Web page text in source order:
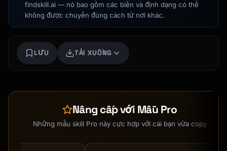
### The 4% Rule (Guideline)
- ~25x annual expenses needed
- Example: $50k/year needs ~$1.25M
- Employer-sponsored
- Pre-tax contributions
50+)
findskill.ai — nó bao gồm các biến và định dạng có thể
không được chuyển đúng cách từ nơi khác.
LƯU TẢI XUỐNG
Nâng cấp với Mẫu Pro
Những mẫu skill Pro này cực hợp với cái bạn vừa copy
Kai